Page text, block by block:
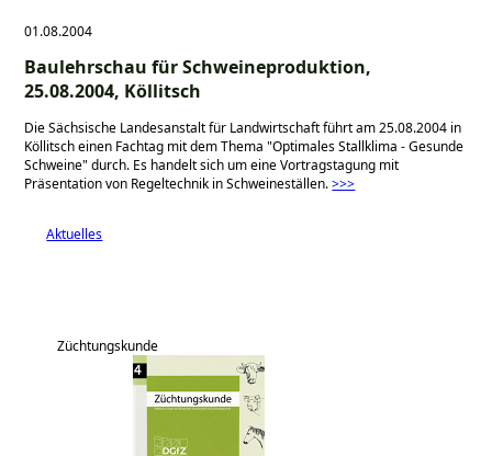
01.08.2004
Baulehrschau für Schweineproduktion,
25.08.2004, Köllitsch
Die Sächsische Landesanstalt für Landwirtschaft führt am 25.08.2004 in
Köllitsch einen Fachtag mit dem Thema "Optimales Stallklima - Gesunde
Schweine" durch. Es handelt sich um eine Vortragstagung mit
Präsentation von Regeltechnik in Schweineställen.>>>
Aktuelles
Züchtungskunde